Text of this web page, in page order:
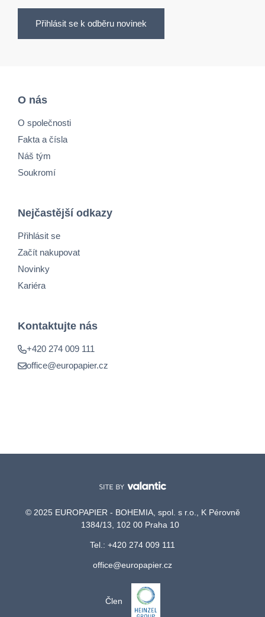
Přihlásit se k odběru novinek
O nás
O společnosti
Fakta a čísla
Náš tým
Soukromí
Nejčastější odkazy
Přihlásit se
Začít nakupovat
Novinky
Kariéra
Kontaktujte nás
+420 274 009 111
office@europapier.cz
© 2025 EUROPAPIER - BOHEMIA, spol. s r.o., K Pérovně
1384/13, 102 00 Praha 10
Tel.: +420 274 009 111
office@europapier.cz
Člen